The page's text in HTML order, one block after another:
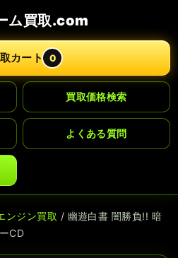
ム買取.com
カート 0
買取価格検索
よくある質問
ンジン買取 / 幽遊白書 闇勝負!! 暗
CD